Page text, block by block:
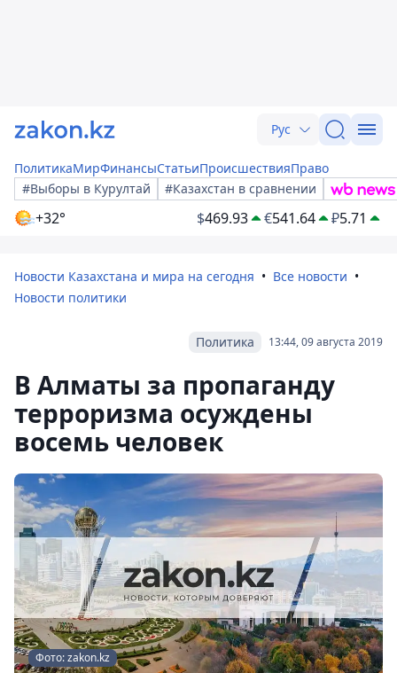
Рус
ПолитикаМирФинансыСтатьиПроисшествияПраво
#Выборы в Курултай
#Казахстан в сравнении
+32° $469.93 €541.64 ₽5.71
Новости Казахстана и мира на сегодня
Все новости
Новости политики
13:44, 09 августа 2019
Политика
В Алматы за пропаганду
терроризма осуждены
восемь человек
Фото: zakon.kz